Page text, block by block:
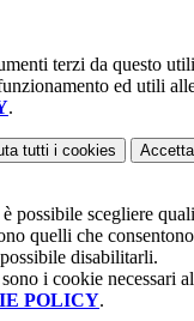
terzi da questo
ed utili
.
tutti i cookies
possibile scegliere
quelli che
disabilitarli.
i cookie necessari
POLICY.